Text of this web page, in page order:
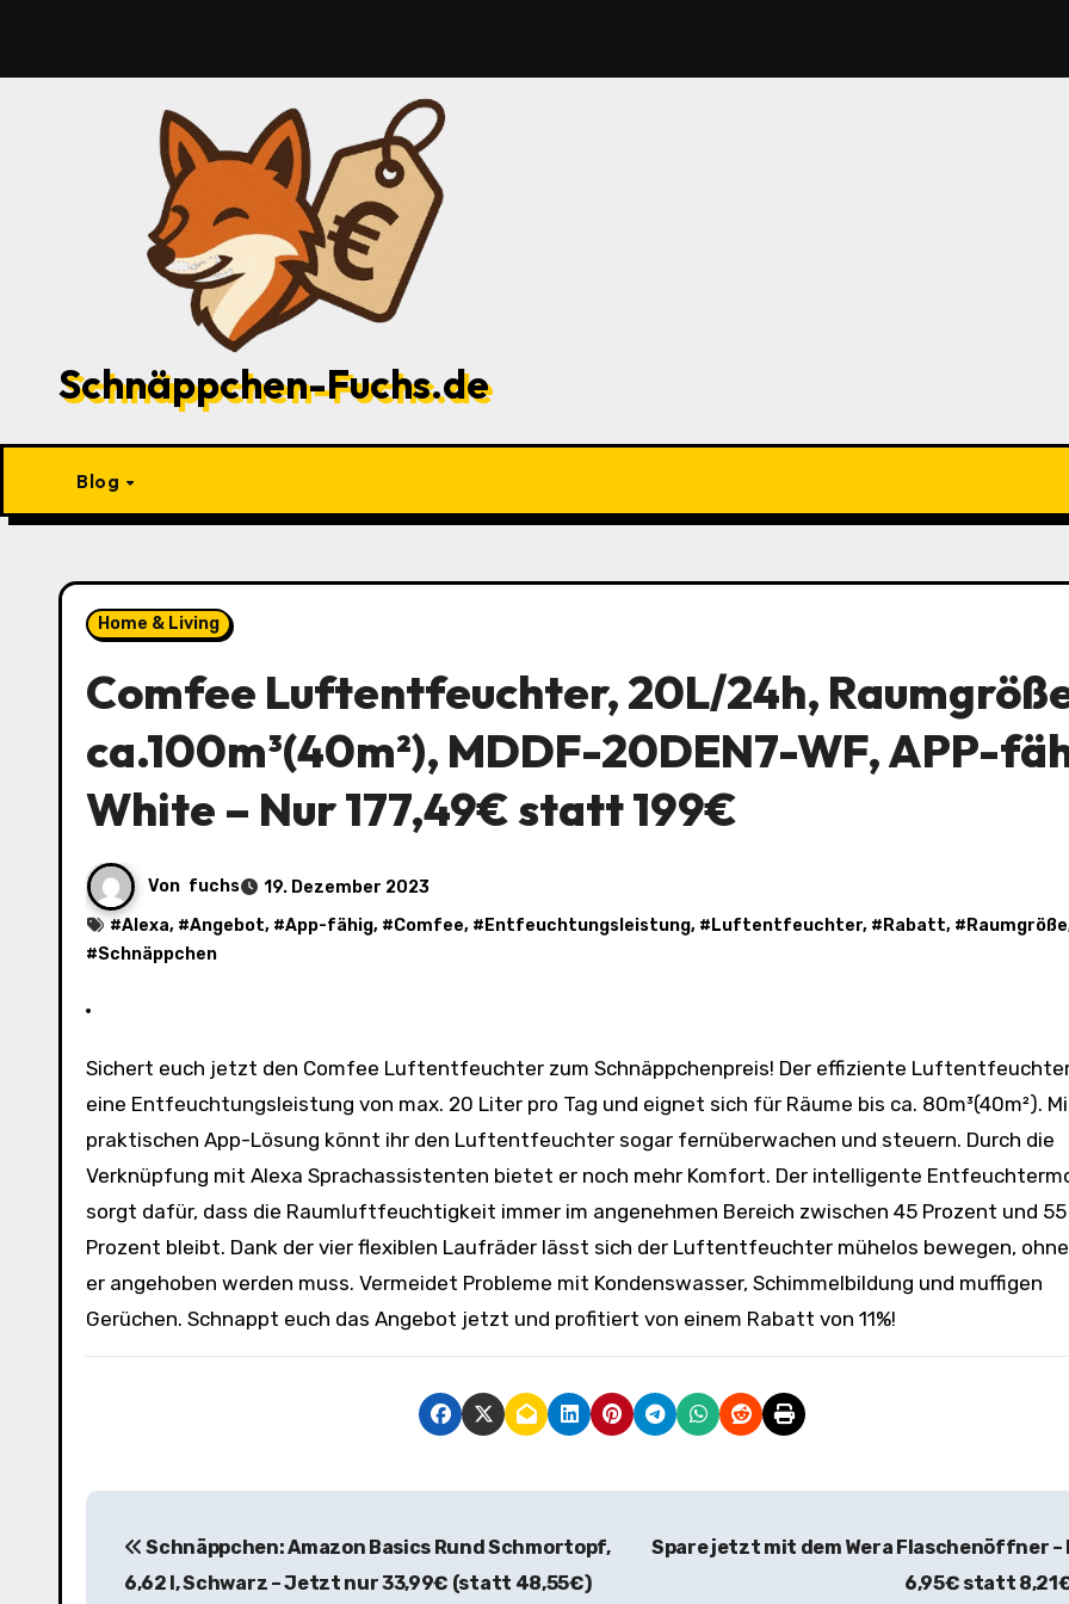
springen
Schnäppchen-Fuchs.de
Blog
Home & Living
Comfee Luftentfeuchter, 20L/24h,
ca.100m³(40m²), MDDF-20DEN7-WF, APP-
White – Nur 177,49€ statt 199€
Von fuchs
19. Dezember 2023
#Alexa, #Angebot, #App-fähig, #Comfee, # Entfeuchtungsleistung, # Luftentfeuchter, # Rabatt, # Raumgröße
#Schnäppchen
Sichert euch jetzt den Comfee Luftentfeuchter zum Schnäppchenpreis! Der effiziente Luftentfeuchter hat
eine Entfeuchtungsleistung von max. 20 Liter pro Tag und eignet sich für Räume bis ca. 80m³(40m²).
praktischen App-Lösung könnt ihr den Luftentfeuchter sogar fernüberwachen und steuern. Durch die
Verknüpfung mit Alexa Sprachassistenten bietet er noch mehr Komfort. Der intelligente
sorgt dafür, dass die Raumluftfeuchtigkeit immer im angenehmen Bereich zwischen 45 Prozent und 55
Prozent bleibt. Dank der vier flexiblen Laufräder lässt sich der Luftentfeuchter mühelos bewegen,
er angehoben werden muss. Vermeidet Probleme mit Kondenswasser, Schimmelbildung und muffigen
Gerüchen. Schnappt euch das Angebot jetzt und profitiert von einem Rabatt von 11%!
B
Schnäppchen: Amazon Basics Rund Schmortopf,
6,62 l, Schwarz – Jetzt nur 33,99€ (statt 48,55€)
Spare jetzt mit dem Wera Flaschenöffner –
6,95€ statt